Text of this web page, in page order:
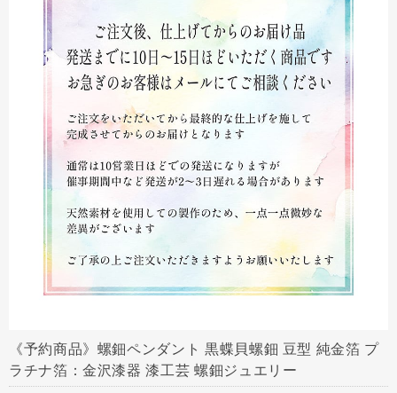
《予約商品》螺鈿ペンダント 黒蝶貝螺鈿 豆型 純金箔 プ
ラチナ箔：金沢漆器 漆工芸 螺鈿ジュエリー